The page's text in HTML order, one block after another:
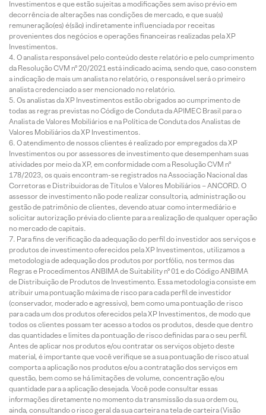
Investimentos e que estão sujeitas a modificações sem aviso prévio em
decorrência de alterações nas condições de mercado, e que sua(s)
remuneração(es) é(são) indiretamente influenciada por receitas
provenientes dos negócios e operações financeiras realizadas pela XP
Investimentos.
O analista responsável pelo conteúdo deste relatório e pelo cumprimento
da Resolução CVM nº 20/2021 está indicado acima, sendo que, caso constem
a indicação de mais um analista no relatório, o responsável será o primeiro
analista credenciado a ser mencionado no relatório.
Os analistas da XP Investimentos estão obrigados ao cumprimento de
todas as regras previstas no Código de Conduta da APIMEC Brasil para o
Analista de Valores Mobiliários e na Política de Conduta dos Analistas de
Valores Mobiliários da XP Investimentos.
O atendimento de nossos clientes é realizado por empregados da XP
Investimentos ou por assessores de investimento que desempenham suas
atividades por meio da XP, em conformidade com a Resolução CVM nº
178/2023, os quais encontram-se registrados na Associação Nacional das
Corretoras e Distribuidoras de Títulos e Valores Mobiliários – ANCORD. O
assessor de investimento não pode realizar consultoria, administração ou
gestão de patrimônio de clientes, devendo atuar como intermediário e
solicitar autorização prévia do cliente para a realização de qualquer operação
no mercado de capitais.
Para fins de verificação da adequação do perfil do investidor aos serviços e
produtos de investimento oferecidos pela XP Investimentos, utilizamos a
metodologia de adequação dos produtos por portfólio, nos termos das
Regras e Procedimentos ANBIMA de Suitability nº 01 e do Código ANBIMA
de Distribuição de Produtos de Investimento. Essa metodologia consiste em
atribuir uma pontuação máxima de risco para cada perfil de investidor
(conservador, moderado e agressivo), bem como uma pontuação de risco
para cada um dos produtos oferecidos pela XP Investimentos, de modo que
todos os clientes possam ter acesso a todos os produtos, desde que dentro
das quantidades e limites da pontuação de risco definidas para o seu perfil.
Antes de aplicar nos produtos e/ou contratar os serviços objeto deste
material, é importante que você verifique se a sua pontuação de risco atual
comporta a aplicação nos produtos e/ou a contratação dos serviços em
questão, bem como se há limitações de volume, concentração e/ou
quantidade para a aplicação desejada. Você pode consultar essas
informações diretamente no momento da transmissão da sua ordem ou,
ainda, consultando o risco geral da sua carteira na tela de carteira (Visão